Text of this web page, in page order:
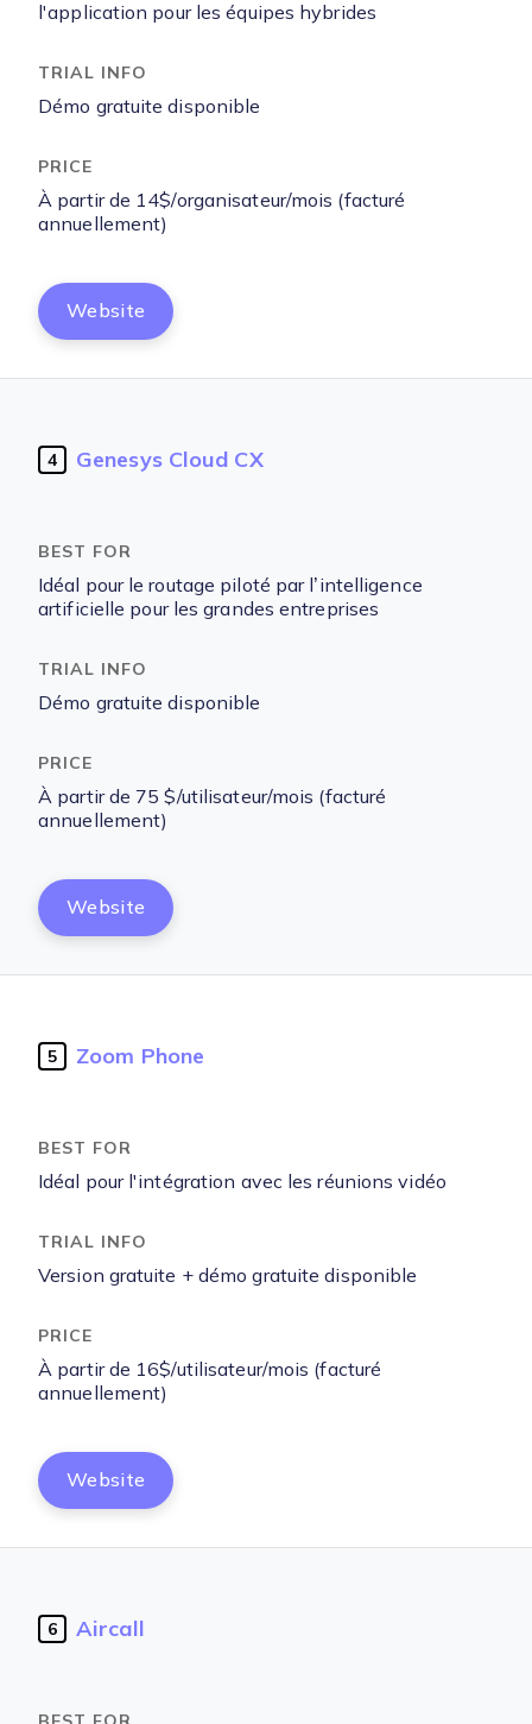
l'application pour les équipes hybrides
Démo gratuite disponible
À partir de 14$/organisateur/mois (facturé
annuellement)
Website
4 Genesys Cloud CX
Idéal pour le routage piloté par l’intelligence
artificielle pour les grandes entreprises
Démo gratuite disponible
À partir de 75 $/utilisateur/mois (facturé
annuellement)
Website
5 Zoom Phone
Idéal pour l'intégration avec les réunions vidéo
Version gratuite + démo gratuite disponible
À partir de 16$/utilisateur/mois (facturé
annuellement)
Website
6 Aircall